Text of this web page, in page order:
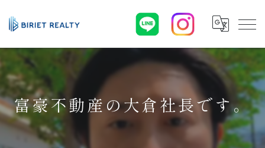
富豪不動産の大倉社長です。